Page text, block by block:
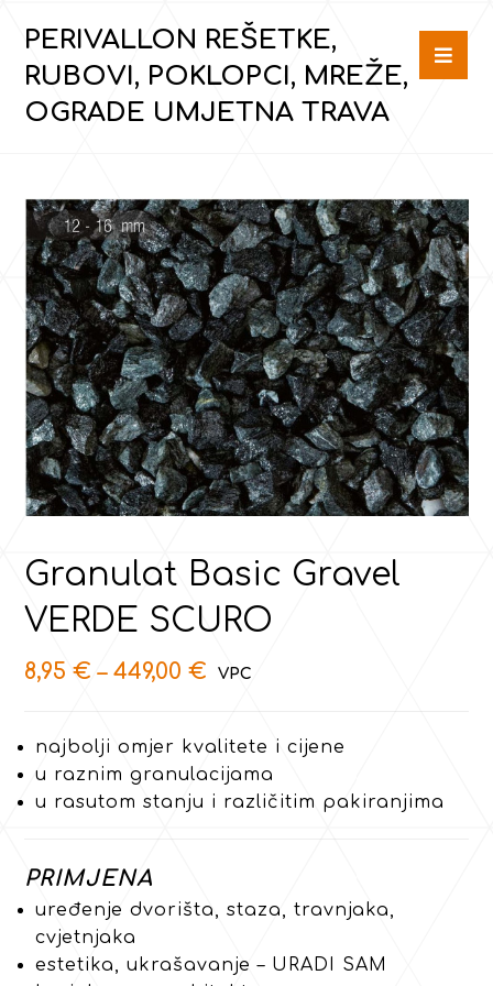
PERIVALLON REŠETKE,
RUBOVI, POKLOPCI, MREŽE,
OGRADE UMJETNA TRAVA
Granulat Basic Gravel
VERDE SCURO
8,95€ –449,00€
najbolji omjer kvalitete i cijene
u raznim granulacijama
u rasutom stanju i različitim pakiranjima
PRIMJENA
uređenje dvorišta, staza, travnjaka,
cvjetnjaka
estetika, ukrašavanje – URADI SAM